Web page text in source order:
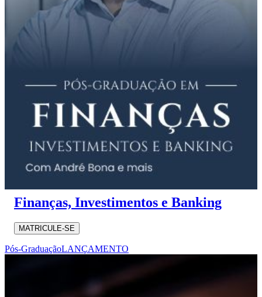
Finanças, Investimentos e Banking
MATRICULE-SE
Pós-GraduaçãoLANÇAMENTO